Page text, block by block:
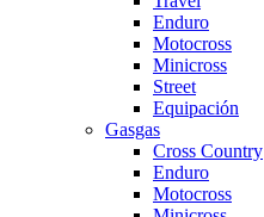
Enduro
Motocross
Minicross
Street
Equipación
Gasgas
Cross Country
Enduro
Motocross